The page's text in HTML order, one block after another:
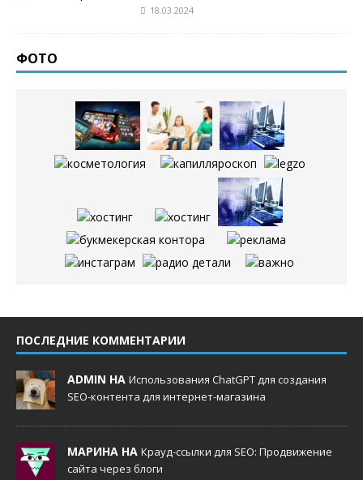
18.03.2024
ФОТО
ПОСЛЕДНИЕ КОММЕНТАРИИ
ADMIN НА Использования ChatGPT для создания
SEO-контента для интернет-магазина
МАРИНА НА Крауд-ссылки для SEO: Продвижение
сайта через блоги